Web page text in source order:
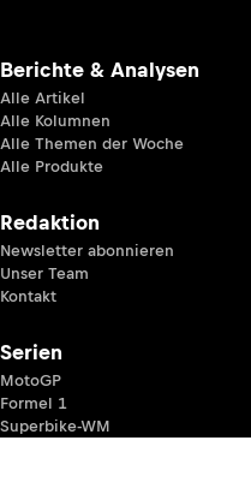
Berichte & Analysen
Alle Artikel
Alle Kolumnen
Alle Themen der Woche
Alle Produkte
Redaktion
Newsletter abonnieren
Unser Team
Kontakt
Serien
MotoGP
Formel 1
Superbike-WM